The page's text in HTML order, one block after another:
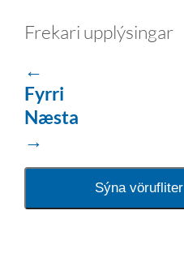
Frekari upplýsingar
←
Fyrri
Næsta
→
Sýna vörufliter